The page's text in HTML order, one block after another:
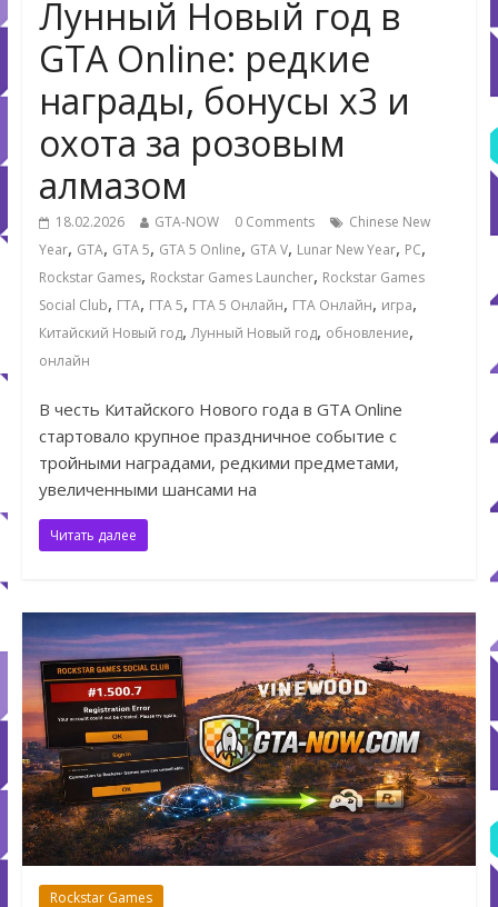
Лунный Новый год в
GTA Online: редкие
награды, бонусы x3 и
охота за розовым
алмазом
18.02.2026 GTA-NOW 0 Comments
Chinese New
Year, GTA, GTA 5, GTA 5 Online, GTA V, Lunar New Year, PC,
Rockstar Games, Rockstar Games Launcher, Rockstar Games
Social Club, ГТА, ГТА 5, ГТА 5 Онлайн, ГТА Онлайн, игра,
Китайский Новый год,Лунный Новый год, обновление,
онлайн
В честь Китайского Нового года в GTA Online
стартовало крупное праздничное событие с
тройными наградами, редкими предметами,
увеличенными шансами на
Читать далее
Rockstar Games